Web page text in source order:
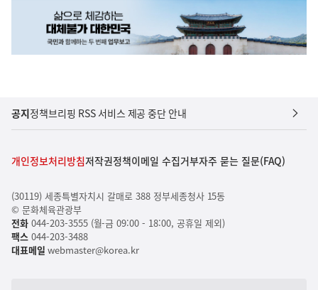
공지정책브리핑 RSS 서비스 제공 중단 안내
개인정보처리방침저작권정책이메일 수집거부자주 묻는 질문(FAQ)
(30119) 세종특별자치시 갈매로 388 정부세종청사 15동
© 문화체육관광부
전화044-203-3555 (월-금 09:00 - 18:00, 공휴일 제외)
팩스044-203-3488
대표메일 webmaster@korea.kr